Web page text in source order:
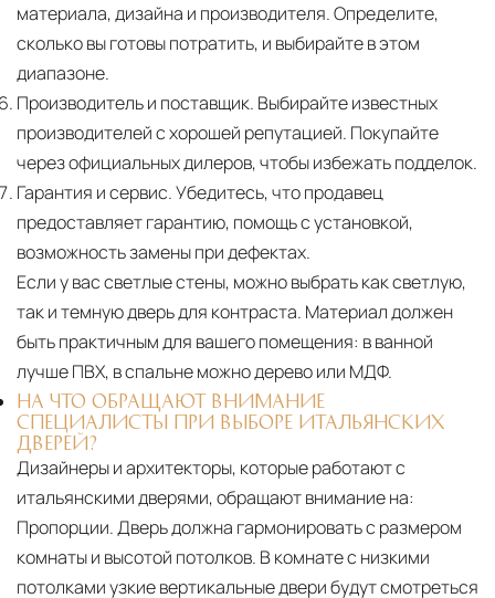
материала, дизайна и производителя. Определите,
сколько вы готовы потратить, и выбирайте в этом
диапазоне.
Производитель и поставщик. Выбирайте известных
производителей с хорошей репутацией. Покупайте
через официальных дилеров, чтобы избежать подделок.
Гарантия и сервис.Убедитесь, что продавец
предоставляет гарантию, помощь с установкой,
возможность замены при дефектах.
Если у вас светлые стены, можно выбрать как светлую,
так и темную дверь для контраста. Материал должен
быть практичным для вашего помещения: в ванной
лучше ПВХ, в спальне можно дерево или МДФ.
НА ЧТО ОБРАЩАЮТ ВНИМАНИЕ
СПЕЦИАЛИСТЫ ПРИ ВЫБОРЕ ИТАЛЬЯНСКИХ
ДВЕРЕЙ?
Дизайнеры и архитекторы, которые работают с
итальянскими дверями, обращают внимание на:
Пропорции. Дверь должна гармонировать с размером
комнаты и высотой потолков. В комнате с низкими
потолками узкие вертикальные двери будут смотреться